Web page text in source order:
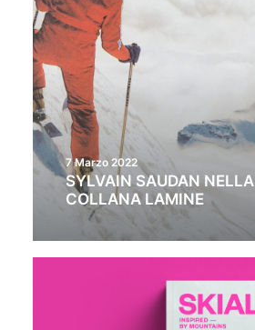
7 Marzo 2022
SYLVAIN SAUDAN NELLA
COLLANA LAMINE